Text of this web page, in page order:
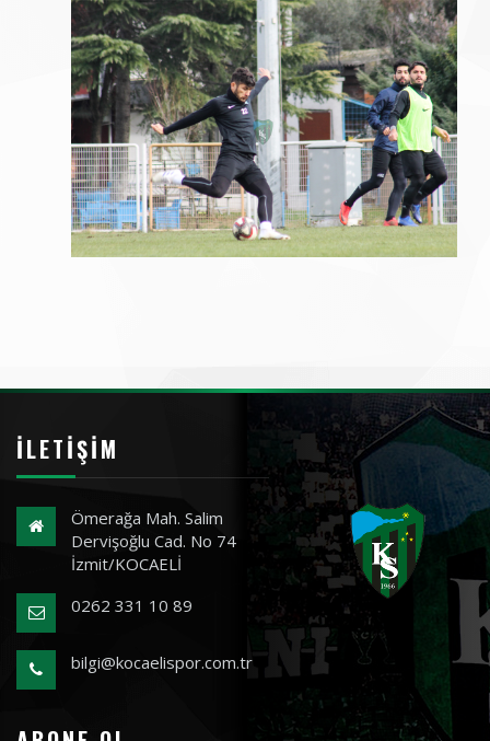
İLETIŞIM
Ömerağa Mah. Salim
Dervişoğlu Cad. No 74
İzmit/KOCAELİ
0262 331 10 89
bilgi@kocaelispor.com.tr